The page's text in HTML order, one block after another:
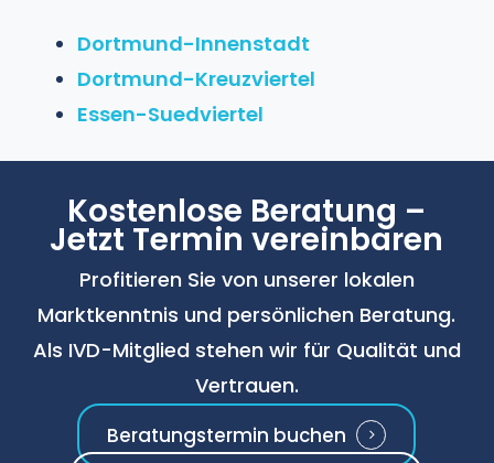
vermietete Immobilie ist sofort
abziehbar.
Dortmund-Innenstadt
Dortmund-Kreuzviertel
Essen-Suedviertel
Kostenlose Beratung –
Jetzt Termin vereinbaren
Profitieren Sie von unserer lokalen
Marktkenntnis und persönlichen Beratung.
Als IVD-Mitglied stehen wir für Qualität und
Vertrauen.
Beratungstermin buchen